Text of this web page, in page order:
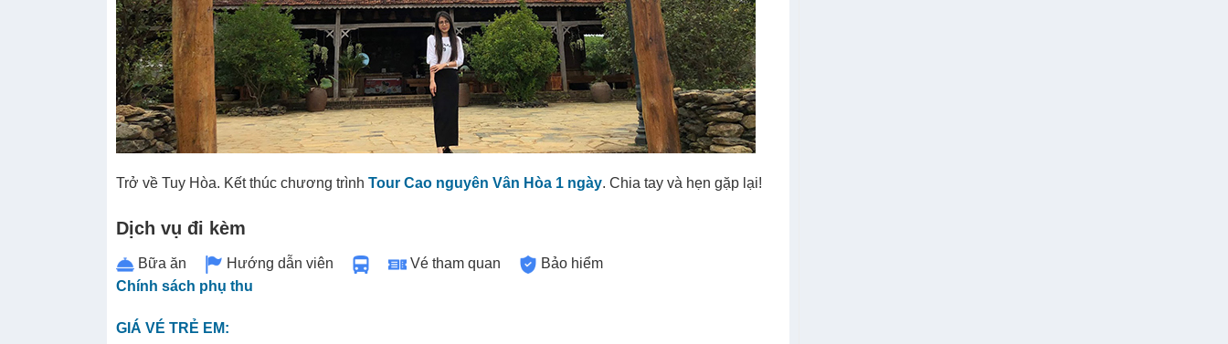
Trở về Tuy Hòa. Kết thúc chương trìnhTour Cao nguyên Vân Hòa 1 ngày. Chia tay và hẹn gặp lại!
Dịch vụ đi kèm
Bữa ăn Hướng dẫn viên Vé tham quan
Bảo hiểm
Chính sách phụ thu
GIÁ VÉ TRẺ EM: